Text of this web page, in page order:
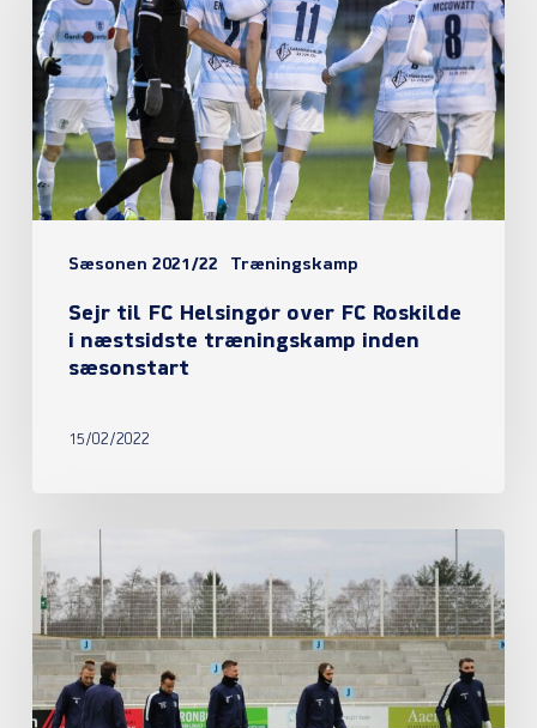
Sæsonen 2021/22 Træningskamp
Helsingør
over
FC
Roskilde
i
træningskamp
indenSejr til FC Helsingør over FC Roskilde
i næstsidste træningskamp inden
sæsonstart
15/02/2022
til
morgendagens
træningskamp
mod